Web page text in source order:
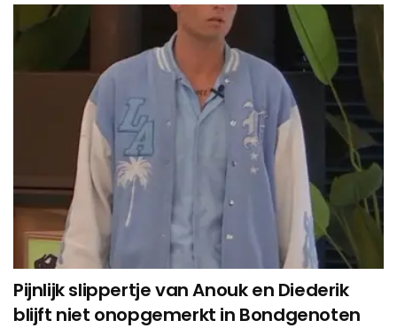
Pijnlijk slippertje van Anouk en Diederik
blijft niet onopgemerkt in Bondgenoten